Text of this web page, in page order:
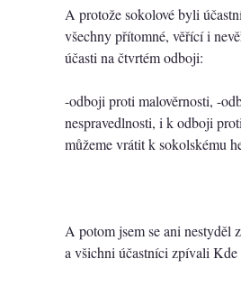
A protože sokolové byli
všechny přítomné, věřící i
účasti na čtvrtém odboji:
-odboji proti malověrnosti, -
nespravedlnosti, i k odboji
můžeme vrátit k sokolskému
A potom jsem se ani nestyděl
a všichni účastníci zpívali